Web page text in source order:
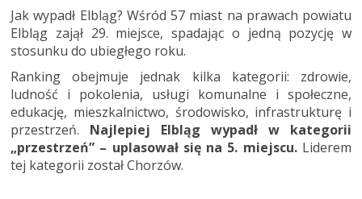
Jak wypadł Elbląg? Wśród 57 miast na prawach powiatu
Elbląg zajął 29. miejsce, spadając o jedną pozycję w
stosunku do ubiegłego roku.
Ranking obejmuje jednak kilka kategorii: zdrowie,
ludność i pokolenia, usługi komunalne i społeczne,
edukację, mieszkalnictwo, środowisko, infrastrukturę i
przestrzeń. Najlepiej Elbląg wypadł w kategorii
„przestrzeń” – uplasował się na 5. miejscu. Liderem
tej kategorii został Chorzów.